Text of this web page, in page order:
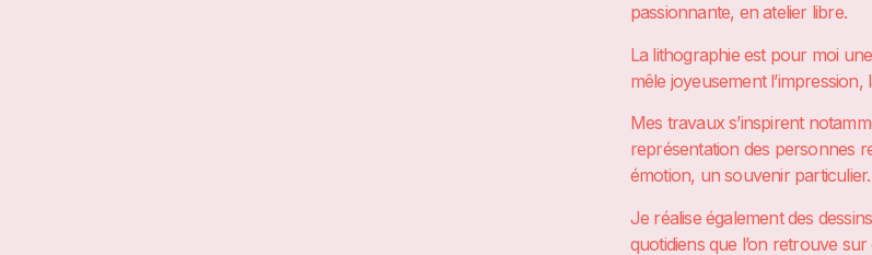
passionnante, en atelier libre.
La lithographie est pour moi
mêle joyeusement
Mes travaux s’inspirent
représentation des personnes
émotion, un souvenir particulier.
Je réalise également des
quotidiens que l’on retrouve sur